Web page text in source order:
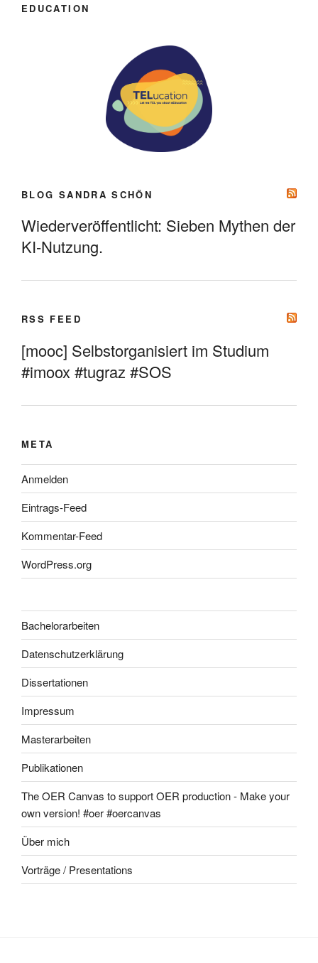
EDUCATION
BLOG SANDRA SCHÖN
Wiederveröffentlicht: Sieben Mythen der
KI-Nutzung.
RSS FEED
[mooc] Selbstorganisiert im Studium
#imoox #tugraz #SOS
META
Anmelden
Eintrags-Feed
Kommentar-Feed
WordPress.org
Bachelorarbeiten
Datenschutzerklärung
Dissertationen
Impressum
Masterarbeiten
Publikationen
The OER Canvas to support OER production - Make your
own version! #oer #oercanvas
Über mich
Vorträge / Presentations